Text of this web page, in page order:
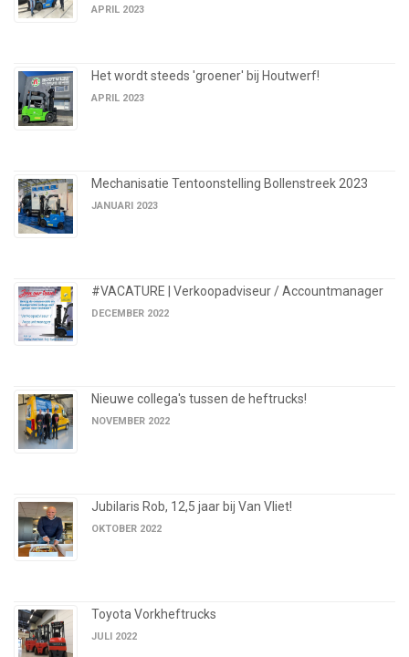
APRIL 2023
Het wordt steeds 'groener' bij Houtwerf!
APRIL 2023
Mechanisatie Tentoonstelling Bollenstreek 2023
JANUARI 2023
#VACATURE | Verkoopadviseur / Accountmanager
DECEMBER 2022
Nieuwe collega's tussen de heftrucks!
NOVEMBER 2022
Jubilaris Rob, 12,5 jaar bij Van Vliet!
OKTOBER 2022
Toyota Vorkheftrucks
JULI 2022